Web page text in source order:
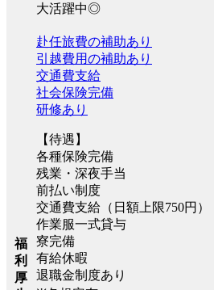
大活躍中◎
福
利
厚
赴任旅費の補助あり
引越費用の補助あり
交通費支給
社会保険完備
研修あり
【待遇】
各種保険完備
残業・深夜手当
前払い制度
交通費支給（日額上限750円）
作業服一式貸与
寮完備
有給休暇
退職金制度あり